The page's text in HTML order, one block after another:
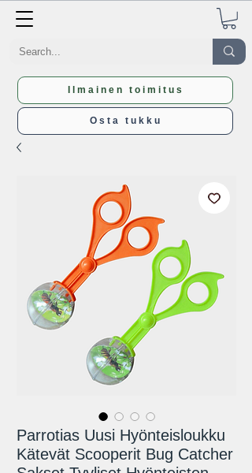
Ilmainen toimitus
Osta tukku
Parrotias Uusi Hyönteisloukku
Kätevät Scooperit Bug Catcher